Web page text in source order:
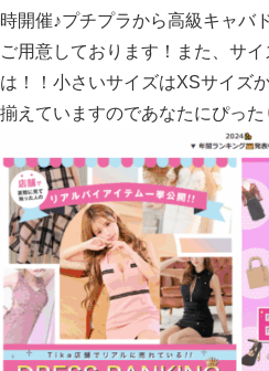
時開催♪プチプラから高級キャバ
ご用意しております！また、サ
は！！小さいサイズはXSサイズ
揃えていますのであなたにぴっ